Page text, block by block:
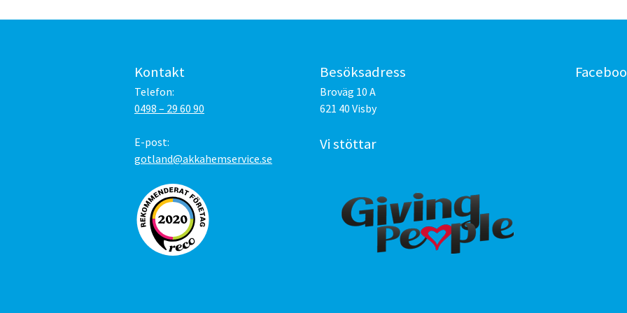
Kontakt
Telefon:
0498 – 29 60 90
E-post:
gotland@akkahemservice.se
Besöksadress
Broväg 10 A
621 40 Visby
Vi stöttar